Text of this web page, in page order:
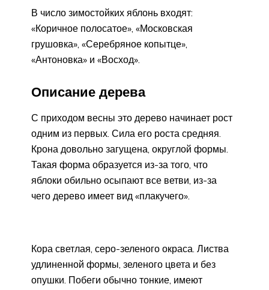
В число зимостойких яблонь входят:
«Коричное полосатое», «Московская
грушовка», «Серебряное копытце»,
«Антоновка» и «Восход».
Описание дерева
С приходом весны это дерево начинает рост
одним из первых. Сила его роста средняя.
Крона довольно загущена, округлой формы.
Такая форма образуется из-за того, что
яблоки обильно осыпают все ветви, из-за
чего дерево имеет вид «плакучего».
Кора светлая, серо-зеленого окраса. Листва
удлиненной формы, зеленого цвета и без
опушки. Побеги обычно тонкие, имеют